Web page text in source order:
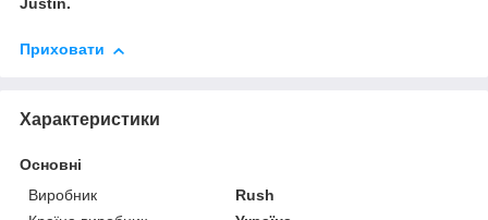
Приховати
Характеристики
Основні
Виробник
Rush